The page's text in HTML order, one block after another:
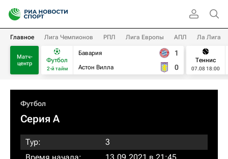
Главное Лига Чемпионов РПЛ Лига Европы АПЛ Ла Лига
Матч-
центр
Футбол
2-й тайм
Бавария
Астон Вилла
1
0
Теннис
07.08 18:00
Футбол
Серия А
Тур:
3